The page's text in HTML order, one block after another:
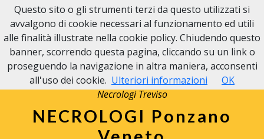
Necrologi Treviso
NECROLOGI Ponzano
Questo sito o gli strumenti terzi da questo utilizzati si
avvalgono di cookie necessari al funzionamento ed utili
alle finalità illustrate nella cookie policy. Chiudendo questo
banner, scorrendo questa pagina, cliccando su un link o
proseguendo la navigazione in altra maniera, acconsenti
all'uso dei cookie. Ulteriori informazioni OK